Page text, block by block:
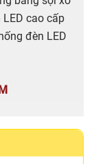
cao cấp
đèn LED